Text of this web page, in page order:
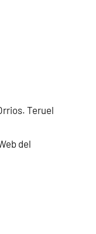
Teruel
del